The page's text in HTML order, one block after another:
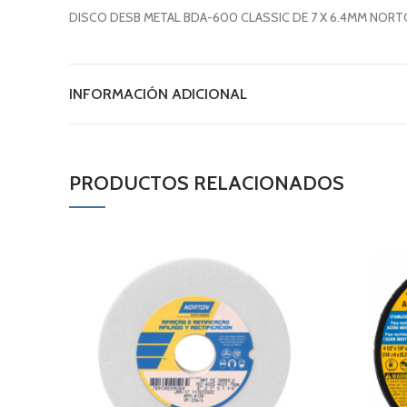
DISCO DESB METAL BDA-600 CLASSIC DE 7 X 6.4MM
INFORMACIÓN ADICIONAL
PRODUCTOS RELACIONADOS